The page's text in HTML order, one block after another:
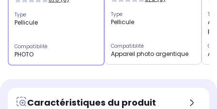
Type
Pellicule
Compatiblité
PHOTO
Type
Pellicule
Compatiblité
Appareil photo argentique
Caractéristiques du produit